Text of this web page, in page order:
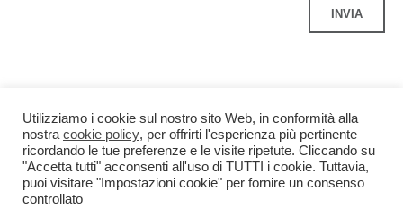
Utilizziamo i cookie sul nostro sito Web, in conformità alla
nostra cookie policy, per offrirti l'esperienza più pertinente
ricordando le tue preferenze e le visite ripetute. Cliccando su
"Accetta tutti" acconsenti all'uso di TUTTI i cookie. Tuttavia,
puoi visitare "Impostazioni cookie" per fornire un consenso
controllato